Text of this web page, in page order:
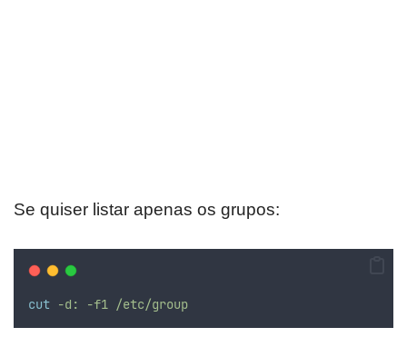
Se quiser listar apenas os grupos:
cut -d: -f1 /etc/group